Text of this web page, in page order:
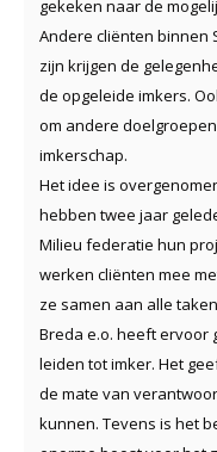
gekeken naar de
Andere cliënten binnen
zijn krijgen de
de opgeleide imkers.
om andere
imkerschap.
Het idee is
hebben twee jaar
Milieu federatie hun
werken cliënten mee
ze samen aan alle
Breda e.o. heeft ervoor
leiden tot imker. Het
de mate van
kunnen. Tevens is het